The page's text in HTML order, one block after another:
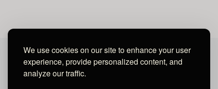
We use cookies on our site to enhance your user
experience, provide personalized content, and
analyze our traffic.
MAYA MEDIA GROUP